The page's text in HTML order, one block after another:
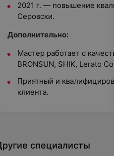
2021 г. — повышение
Серовски.
Дополнительно:
Мастер работает с
BRONSUN, SHIK, Lerato
Приятный и
клиента.
специалисты